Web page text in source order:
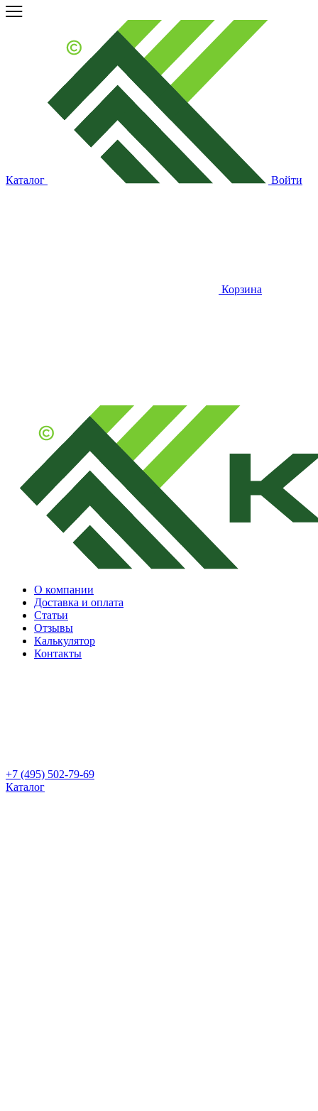
Каталог Войти
Корзина
О компании
Доставка и оплата
Статьи
Отзывы
Калькулятор
Контакты
+7 (495) 502-79-69
Каталог